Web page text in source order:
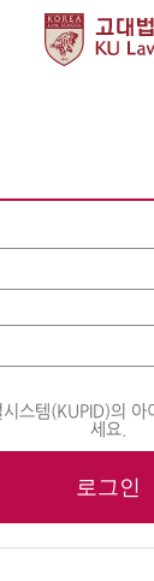
스템(KUPID)의 아
세요.